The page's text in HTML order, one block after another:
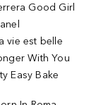
Good Girl
vie est belle
With You
Easy Bake